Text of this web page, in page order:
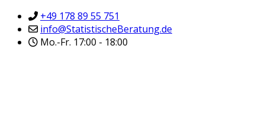
+49 178 89 55 751
info@StatistischeBeratung.de
Mo.-Fr. 17:00 - 18:00